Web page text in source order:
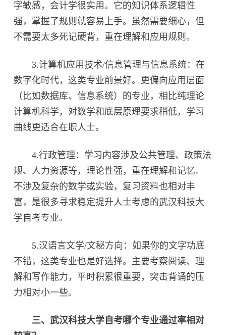
字敏感，会计学很实用。它的知识体系逻辑性
强，掌握了规则就容易上手。虽然需要细心，但
不需要太多死记硬背，重在理解和应用规则。
3.计算机应用技术/信息管理与信息系统：在
数字化时代，这类专业前景好。更偏向应用层面
（比如数据库、信息系统）的专业，相比纯理论
计算机科学，对数学和底层原理要求稍低，学习
曲线更适合在职人士。
4.行政管理：学习内容涉及公共管理、政策法
规、人力资源等，理论性强，重在理解和记忆。
不涉及复杂的数学或实验，复习资料也相对丰
富，是很多寻求稳定提升人士考虑的武汉科技大
学自考专业。
5.汉语言文学/文秘方向：如果你的文字功底
不错，这类专业也是好选择。主要考察阅读、理
解和写作能力，平时积累很重要，突击背诵的压
力相对小一些。
三、武汉科技大学自考哪个专业通过率相对